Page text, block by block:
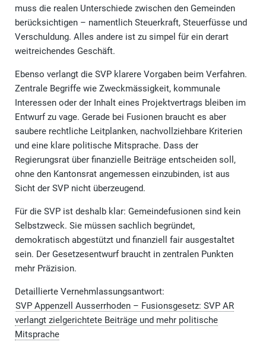
muss die realen Unterschiede zwischen den Gemeinden
berücksichtigen – namentlich Steuerkraft, Steuerfüsse und
Verschuldung. Alles andere ist zu simpel für ein derart
weitreichendes Geschäft.
Ebenso verlangt die SVP klarere Vorgaben beim Verfahren.
Zentrale Begriffe wie Zweckmässigkeit, kommunale
Interessen oder der Inhalt eines Projektvertrags bleiben im
Entwurf zu vage. Gerade bei Fusionen braucht es aber
saubere rechtliche Leitplanken, nachvollziehbare Kriterien
und eine klare politische Mitsprache. Dass der
Regierungsrat über finanzielle Beiträge entscheiden soll,
ohne den Kantonsrat angemessen einzubinden, ist aus
Sicht der SVP nicht überzeugend.
Für die SVP ist deshalb klar: Gemeindefusionen sind kein
Selbstzweck. Sie müssen sachlich begründet,
demokratisch abgestützt und finanziell fair ausgestaltet
sein. Der Gesetzesentwurf braucht in zentralen Punkten
mehr Präzision.
Detaillierte Vernehmlassungsantwort:
SVP Appenzell Ausserrhoden – Fusionsgesetz: SVP AR
verlangt zielgerichtete Beiträge und mehr politische
Mitsprache